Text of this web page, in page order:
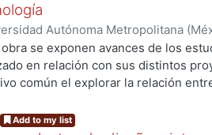
Autónoma Metropolitana
Navarro, Marco Vinicio;García
E.;Murillo Islas, Ivonne;Román
Alda María
obra se exponen avances de los
en relación con sus distintos
común el explorar la relación
en la interacción social y
Add to my list